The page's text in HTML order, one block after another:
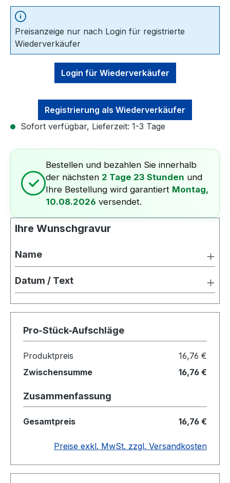
Preisanzeige nur nach Login für registrierte
Wiederverkäufer
Login für Wiederverkäufer
Registrierung als Wiederverkäufer
Sofort verfügbar, Lieferzeit: 1-3 Tage
✓
Bestellen und bezahlen Sie innerhalb
der nächsten 2 Tage 23 Stunden und
Ihre Bestellung wird garantiert Montag,
10.08.2026 versendet.
Ihre Wunschgravur
Name
Datum / Text
Pro-Stück-Aufschläge
Produktpreis
16,76 €
Zwischensumme
16,76 €
Zusammenfassung
Gesamtpreis 16,76 €
Preise exkl. MwSt. zzgl. Versandkosten